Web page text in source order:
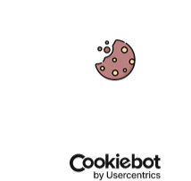
ΓΙΑ ΕΠΑΓΓΕΛΜΑΤΙΕΣ